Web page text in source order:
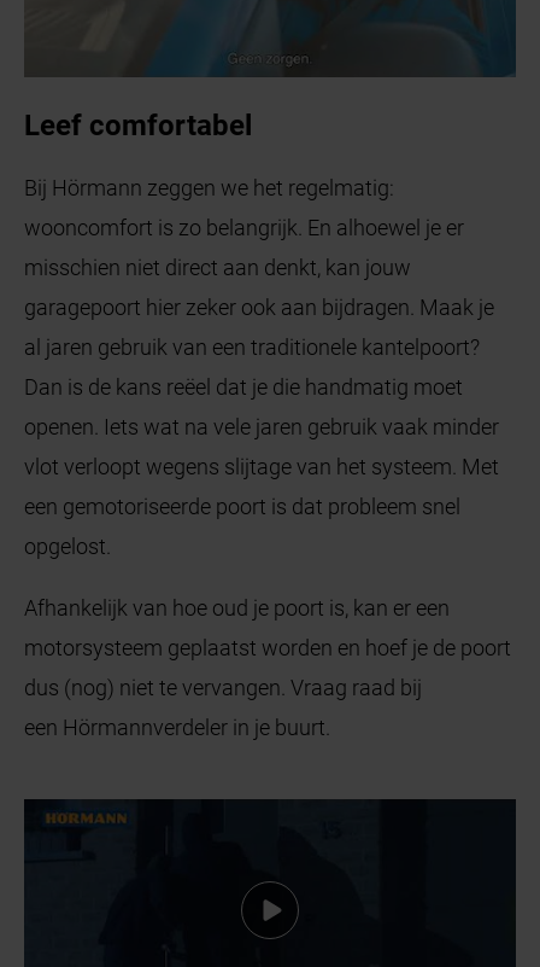
Leef comfortabel
Bij Hörmann zeggen we het regelmatig:
wooncomfort is zo belangrijk. En alhoewel je er
misschien niet direct aan denkt, kan jouw
garagepoort hier zeker ook aan bijdragen. Maak je
al jaren gebruik van een traditionele kantelpoort?
Dan is de kans reëel dat je die handmatig moet
openen. Iets wat na vele jaren gebruik vaak minder
vlot verloopt wegens slijtage van het systeem. Met
een gemotoriseerde poort is dat probleem snel
opgelost.
Afhankelijk van hoe oud je poort is, kan er een
motorsysteem geplaatst worden en hoef je de poort
dus (nog) niet te vervangen. Vraag raad bij
een Hörmannverdeler in je buurt.